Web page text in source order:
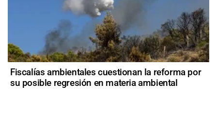
Fiscalías ambientales cuestionan la reforma por
su posible regresión en materia ambiental